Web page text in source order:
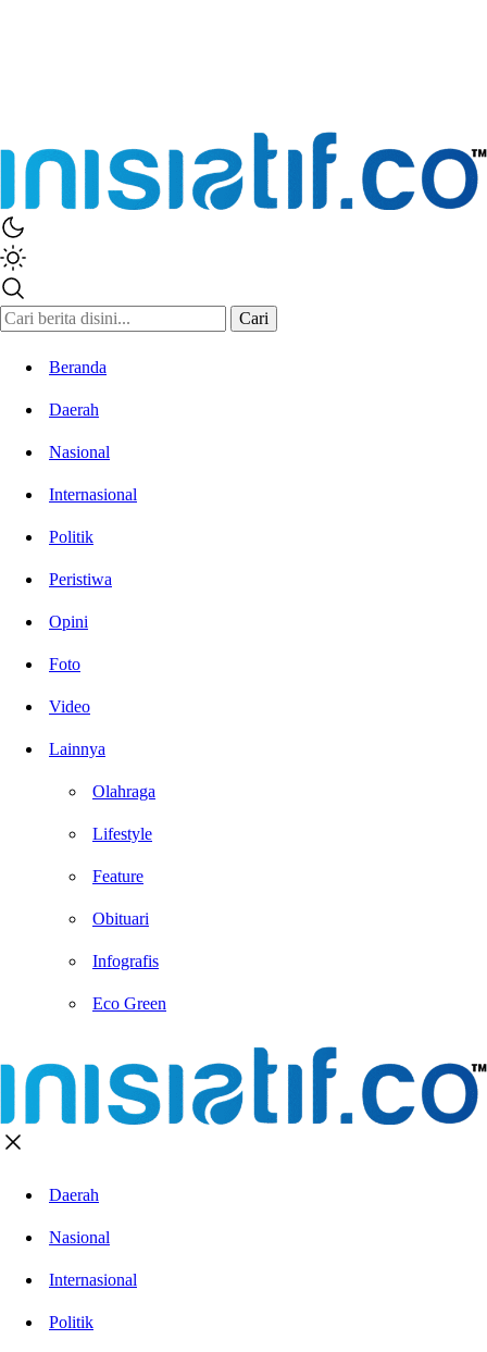
Inisiatif.co
Stay Connected Stay Informed
Cari
Beranda
Daerah
Nasional
Internasional
Politik
Peristiwa
Opini
Foto
Video
Lainnya
Olahraga
Lifestyle
Feature
Obituari
Infografis
Eco Green
Daerah
Nasional
Internasional
Politik